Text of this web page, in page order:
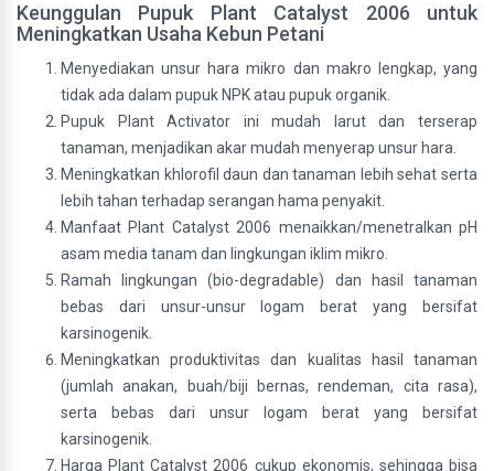
Keunggulan Pupuk Plant Catalyst 2006 untuk
Meningkatkan Usaha Kebun Petani
Menyediakan unsur hara mikro dan makro lengkap, yang
tidak ada dalam pupuk NPK atau pupuk organik.
Pupuk Plant Activator ini mudah larut dan terserap
tanaman, menjadikan akar mudah menyerap unsur hara.
Meningkatkan khlorofil daun dan tanaman lebih sehat serta
lebih tahan terhadap serangan hama penyakit.
Manfaat Plant Catalyst 2006 menaikkan/menetralkan pH
asam media tanam dan lingkungan iklim mikro.
Ramah lingkungan (bio-degradable) dan hasil tanaman
bebas dari unsur-unsur logam berat yang bersifat
karsinogenik.
Meningkatkan produktivitas dan kualitas hasil tanaman
(jumlah anakan, buah/biji bernas, rendeman, cita rasa),
serta bebas dari unsur logam berat yang bersifat
karsinogenik.
Harga Plant Catalyst 2006 cukup ekonomis, sehingga bisa